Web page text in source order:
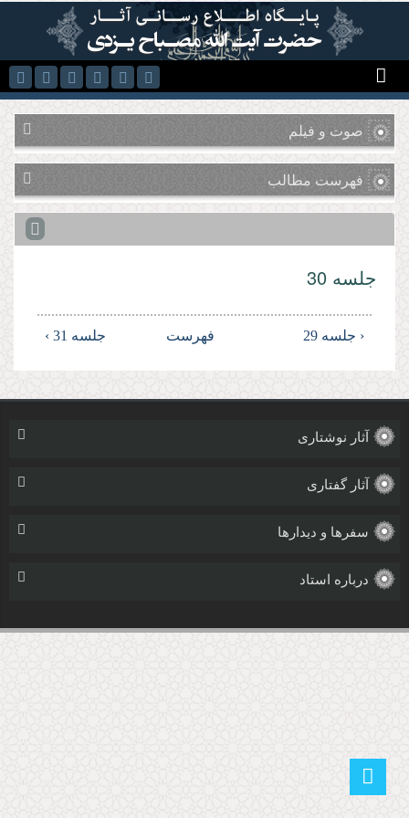
رفتن به محتوای اصلی
صوت و فیلم
فهرست مطالب
جلسه 30
‹ جلسه 29 فهرست جلسه 31 ›
آثار نوشتاری
آثار گفتاری
سفرها و دیدارها
درباره استاد